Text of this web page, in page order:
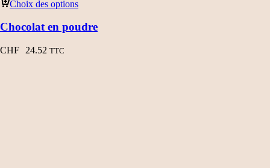
Choix des options
Chocolat en poudre
CHF 24.52 TTC